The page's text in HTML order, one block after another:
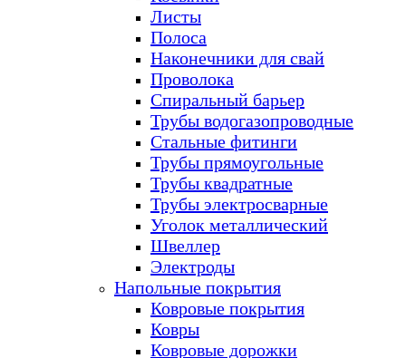
Листы
Полоса
Наконечники для свай
Проволока
Спиральный барьер
Трубы водогазопроводные
Стальные фитинги
Трубы прямоугольные
Трубы квадратные
Трубы электросварные
Уголок металлический
Швеллер
Электроды
Напольные покрытия
Ковровые покрытия
Ковры
Ковровые дорожки